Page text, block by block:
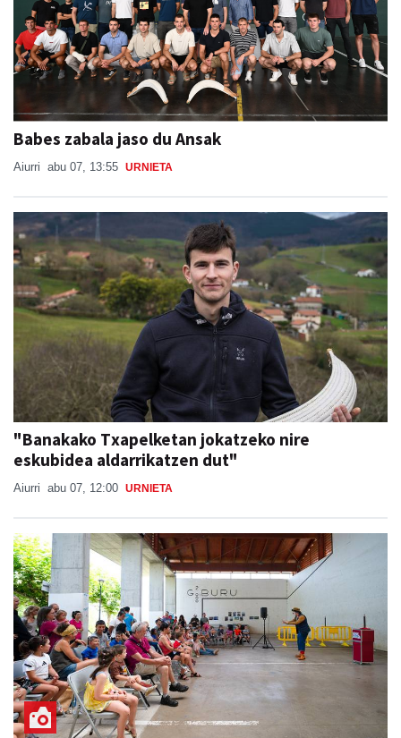
Babes zabala jaso du Ansak
Aiurri abu 07, 13:55 URNIETA
"Banakako Txapelketan jokatzeko nire
eskubidea aldarrikatzen dut"
Aiurri abu 07, 12:00 URNIETA